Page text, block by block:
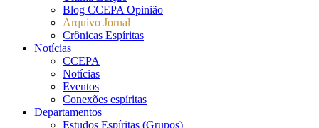
Blog CCEPA Opinião
Arquivo Jornal
Crônicas Espíritas
Notícias
CCEPA
Notícias
Eventos
Conexões espíritas
Departamentos
Estudos Espíritas (Grupos)